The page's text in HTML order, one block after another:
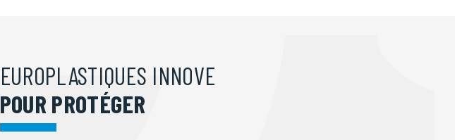
EUROPLASTIQUES INNOVE
POUR PROTÉGER